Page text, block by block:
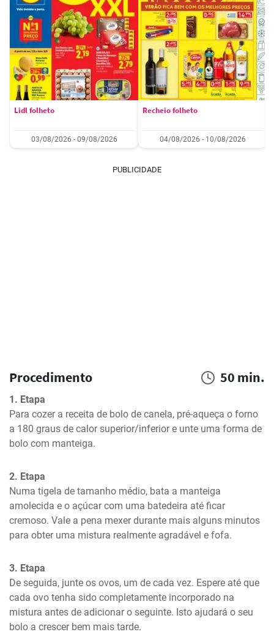
Lidl folheto
03/08/2026 - 09/08/2026
Recheio folheto
04/08/2026 - 10/08/2026
PUBLICIDADE
Procedimento 50 min.
1. Etapa
Para cozer a receita de bolo de canela, pré-aqueça o forno
a 180 graus de calor superior/inferior e unte uma forma de
bolo com manteiga.
2. Etapa
Numa tigela de tamanho médio, bata a manteiga
amolecida e o açúcar com uma batedeira até ficar
cremoso. Vale a pena mexer durante mais alguns minutos
para obter uma mistura realmente agradável e fofa.
3. Etapa
De seguida, junte os ovos, um de cada vez. Espere até que
cada ovo tenha sido completamente incorporado na
mistura antes de adicionar o seguinte. Isto ajudará o seu
bolo a crescer bem mais tarde.